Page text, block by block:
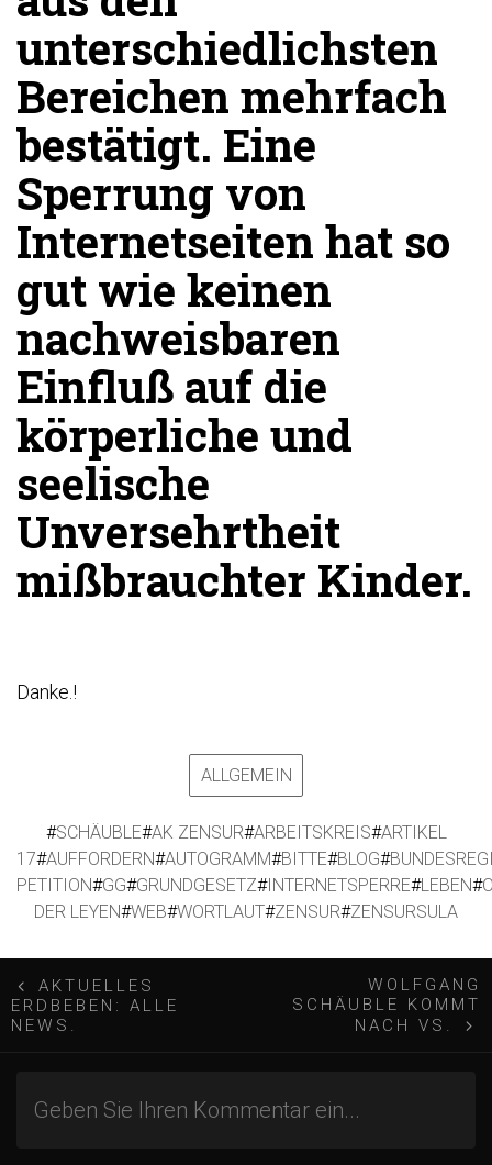
unterschiedlichsten
Bereichen mehrfach
bestätigt. Eine
Sperrung von
Internetseiten hat so
gut wie keinen
nachweisbaren
Einfluß auf die
körperliche und
seelische
Unversehrtheit
mißbrauchter Kinder.
Danke.!
ALLGEMEIN
#SCHÄUBLE#AK ZENSUR#ARBEITSKREIS#ARTIKEL
17#AUFFORDERN#AUTOGRAMM#BITTE#BLOG#
PETITION#GG#GRUNDGESETZ#INTERNETSPERRE#LEBEN#
DER LEYEN#WEB#WORTLAUT#ZENSUR#ZENSURSULA
B
e
AKTUELLES
ERDBEBEN: ALLE
NEWS.
WOLFGANG
SCHÄUBLE KOMMT
NACH VS.